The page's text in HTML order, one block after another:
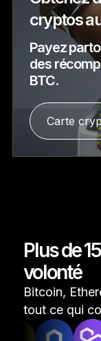
cryptos
Payez
des
BTC.
Carte
Plus de
volonté
Bitcoin,
tout ce qui